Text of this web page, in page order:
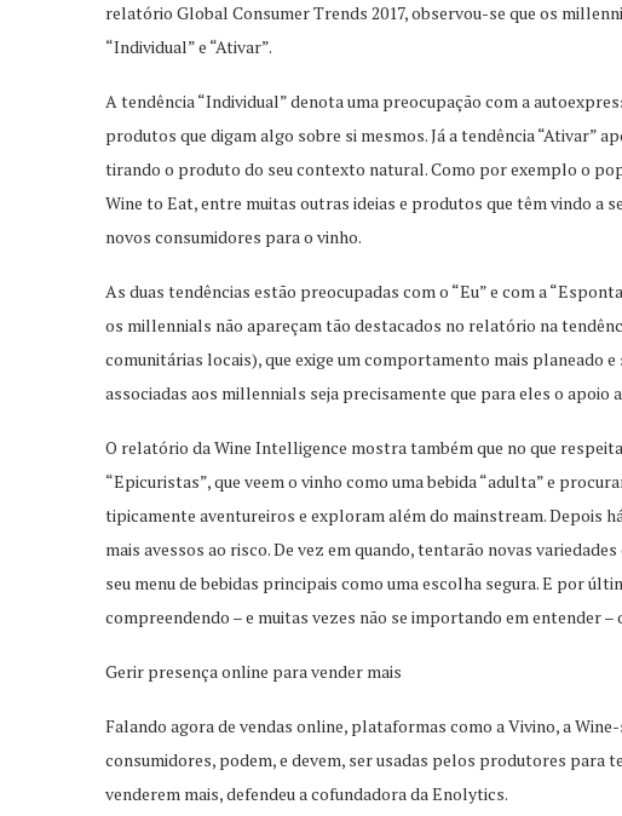
relatório Global Consumer Trends 2017, observou-se que os
“Individual” e “Ativar”.
A tendência “Individual” denota uma preocupação com a
produtos que digam algo sobre si mesmos. Já a tendência “Ativar”
tirando o produto do seu contexto natural. Como por exemplo o
Wine to Eat, entre muitas outras ideias e produtos que têm vindo a
novos consumidores para o vinho.
As duas tendências estão preocupadas com o “Eu” e com a
os millennials não apareçam tão destacados no relatório na
comunitárias locais), que exige um comportamento mais planeado e
associadas aos millennials seja precisamente que para eles o apoio
O relatório da Wine Intelligence mostra também que no que
“Epicuristas”, que veem o vinho como uma bebida “adulta” e
tipicamente aventureiros e exploram além do mainstream. Depois
mais avessos ao risco. De vez em quando, tentarão novas
seu menu de bebidas principais como uma escolha segura. E por
compreendendo – e muitas vezes não se importando em entender –
Gerir presença online para vender mais
Falando agora de vendas online, plataformas como a Vivino, a
consumidores, podem, e devem, ser usadas pelos produtores para
venderem mais, defendeu a cofundadora da Enolytics.